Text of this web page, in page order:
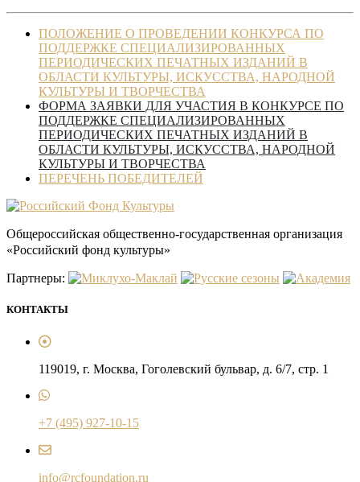
ПОЛОЖЕНИЕ О ПРОВЕДЕНИИ КОНКУРСА ПО
ПОДДЕРЖКЕ СПЕЦИАЛИЗИРОВАННЫХ
ПЕРИОДИЧЕСКИХ ПЕЧАТНЫХ ИЗДАНИЙ В
ОБЛАСТИ КУЛЬТУРЫ, ИСКУССТВА, НАРОДНОЙ
КУЛЬТУРЫ И ТВОРЧЕСТВА
ФОРМА ЗАЯВКИ ДЛЯ УЧАСТИЯ В КОНКУРСЕ ПО
ПОДДЕРЖКЕ СПЕЦИАЛИЗИРОВАННЫХ
ПЕРИОДИЧЕСКИХ ПЕЧАТНЫХ ИЗДАНИЙ В
ОБЛАСТИ КУЛЬТУРЫ, ИСКУССТВА, НАРОДНОЙ
КУЛЬТУРЫ И ТВОРЧЕСТВА
ПЕРЕЧЕНЬ ПОБЕДИТЕЛЕЙ
Общероссийская общественно-государственная организация
«Российский фонд культуры»
Партнеры:
КОНТАКТЫ
119019, г. Москва, Гоголевский бульвар, д. 6/7, стр. 1
+7 (495) 927-10-15
info@rcfoundation.ru